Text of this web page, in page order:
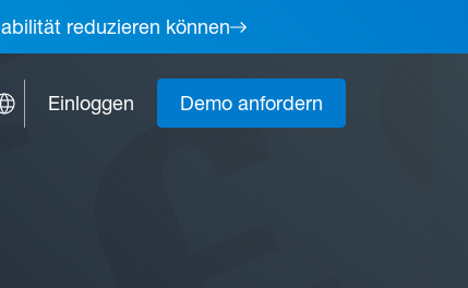
reduzieren können
Einloggen Demo anfordern